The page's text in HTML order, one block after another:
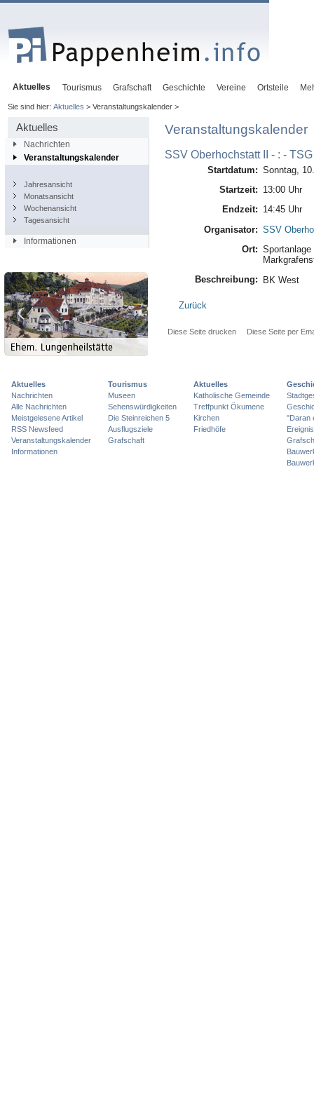
Aktuelles Tourismus Grafschaft Geschichte Vereine Ortsteile
Sie sind hier: Aktuelles > Veranstaltungskalender >
Aktuelles
Nachrichten
Veranstaltungskalender
Jahresansicht
Monatsansicht
Wochenansicht
Tagesansicht
Informationen
Veranstaltungskalender
SSV Oberhochstatt II - : -
Startdatum: Sonntag,
Startzeit: 13:00 Uhr
Endzeit: 14:45 Uhr
Organisator: SSV
Ort:
Beschreibung:
BK West
Zurück
Diese Seite drucken Diese Seite per
Aktuelles
Nachrichten
Alle Nachrichten
Meistgelesene Artikel
RSS Newsfeed
Veranstaltungskalender
Informationen
Tourismus
Museen
Sehenswürdigkeiten
Die Steinreichen 5
Ausflugsziele
Grafschaft
Aktuelles
Katholische Gemeinde
Treffpunkt Ökumene
Kirchen
Friedhöfe
"Daran